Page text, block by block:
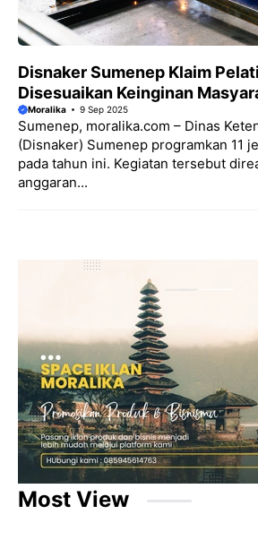
Disnaker Sumenep Klaim
Disesuaikan Keinginan
Moralika 9 Sep 2025
Sumenep, moralika.com – Dinas
(Disnaker) Sumenep programkan 11
pada tahun ini. Kegiatan tersebut
anggaran...
Most View